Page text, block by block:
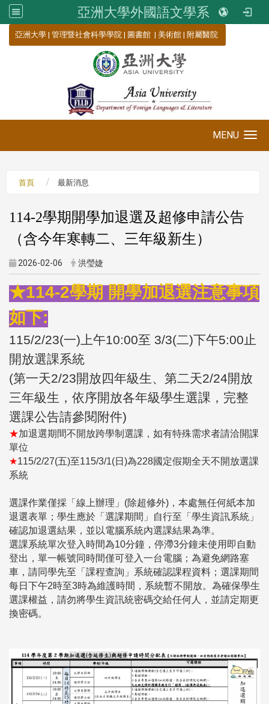
亞洲大學外國語文學系
亞洲大學 | 管理暨社會科學學院 | 圖書館 | 美術館 | 附屬醫院
MENU
首頁 最新消息
114-2學期開學加退選及超修申請公告
（含今年寒轉二、三年級新生）
2026-02-06 洪瑩婕
★114-2學期 開學加退選注意事項
如下:
115/2/23(一)上午10:00至 3/3(二)下午5:00止
開放選課系統
(第一天2/23開放四年級生、第二天2/24開放
三年級生，依序開放各年級學生選課，完整
選課公告請參閱附件)
★加退選期間不開放跨學制選課，如有特殊需求者請洽開課
單位
★115/2/27(五)至115/3/1(日)為228國定假期全天不開放選課
系統
選課作業僅採「線上辦理」(除超修外)，本處無任何紙本加
退選表單；學生應於「選課期間」自行至「學生資訊系統」
確認加退選結果，並以電腦系統內選課結果為準。
選課系統單次登入時間為10分鐘，停滯3分鐘未使用即自動
登出，單一帳號同時間僅可登入一台電腦；為避免網路塞
車，請同學先至「課程查詢」系統確認課程資料；選課期間
每日下午2時至3時為維護時間，系統暫不開放。 為確保學生
選課權益，請勿將學生資訊統密碼交給任何人，並請定期更
換密碼。